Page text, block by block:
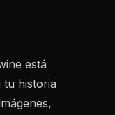
está
tu historia